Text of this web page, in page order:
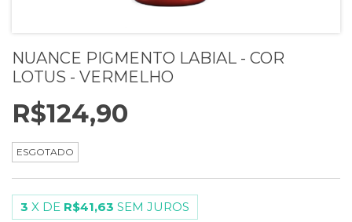
NUANCE PIGMENTO LABIAL - COR
LOTUS - VERMELHO
R$124,90
ESGOTADO
3 X DE R$41,63 SEM JUROS